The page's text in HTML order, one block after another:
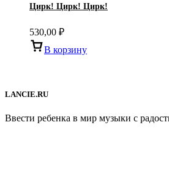
Цирк! Цирк! Цирк!
530,00 ₽
В корзину
LANCIE.RU
Ввести ребенка в мир музыки с